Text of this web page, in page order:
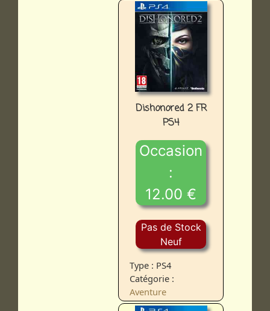
Dishonored 2 FR
PS4
Occasion
:
12.00 €
Pas de Stock
Neuf
Type : PS4
Catégorie :
Aventure